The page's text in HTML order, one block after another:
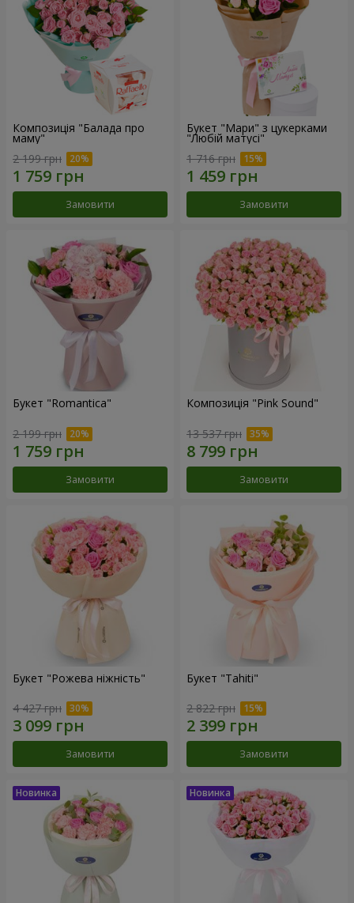
Композиція "Балада про
маму"
2 199 грн
Замовити
Букет "Мари" з цукерками
"Любій матусі"
1 716 грн
Замовити
Букет "Romantica"
2 199 грн
Замовити
Композиція "Pink Sound"
13 537 грн
Замовити
Букет "Рожева ніжність"
4 427 грн
Замовити
Букет "Tahiti"
2 822 грн
Замовити